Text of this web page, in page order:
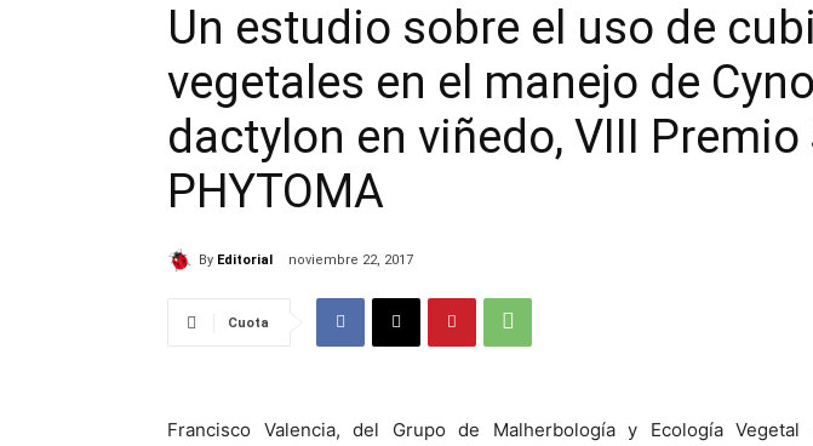
Un estudio sobre el uso de
vegetales en el manejo de
dactylon en viñedo, VIII Premio
PHYTOMA
By Editorial noviembre 22, 2017
Cuota
Francisco Valencia, del Grupo de Malherbología y Ecología